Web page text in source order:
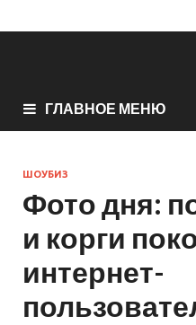
ГЛАВНОЕ МЕНЮ
ШОУБИЗ
Фото дня:
и корги
интернет-